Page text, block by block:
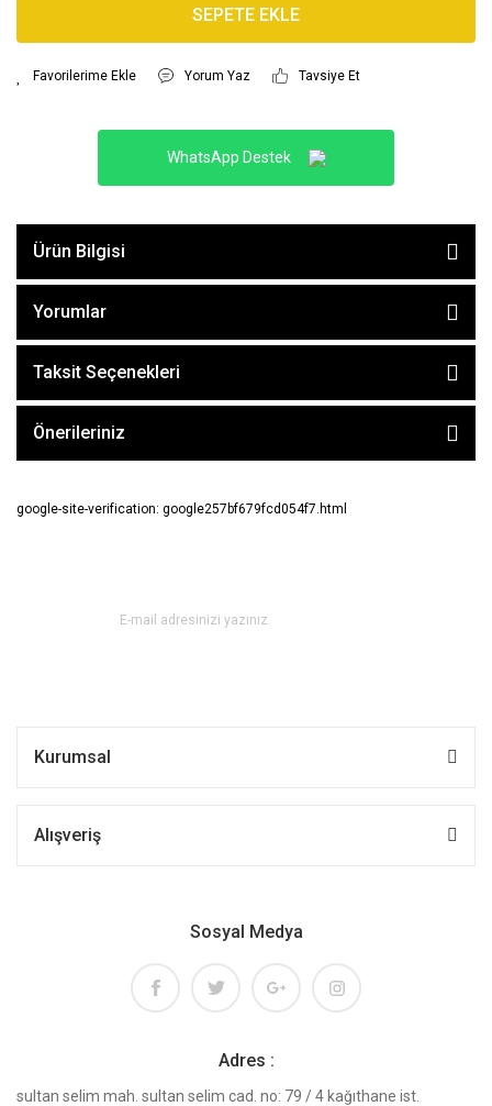
SEPETE EKLE
Yorum Yaz Tavsiye Et
WhatsApp Destek
Ürün Bilgisi
Yorumlar
Taksit Seçenekleri
Önerileriniz
google-site-verification: google257bf679fcd054f7.html
Kurumsal
Alışveriş
Sosyal Medya
Adres :
sultan selim mah. sultan selim cad. no: 79 / 4 kağıthane ist.